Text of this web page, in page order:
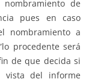
de
pues en caso
nombramiento a
procedente será
de que decida si
del informe